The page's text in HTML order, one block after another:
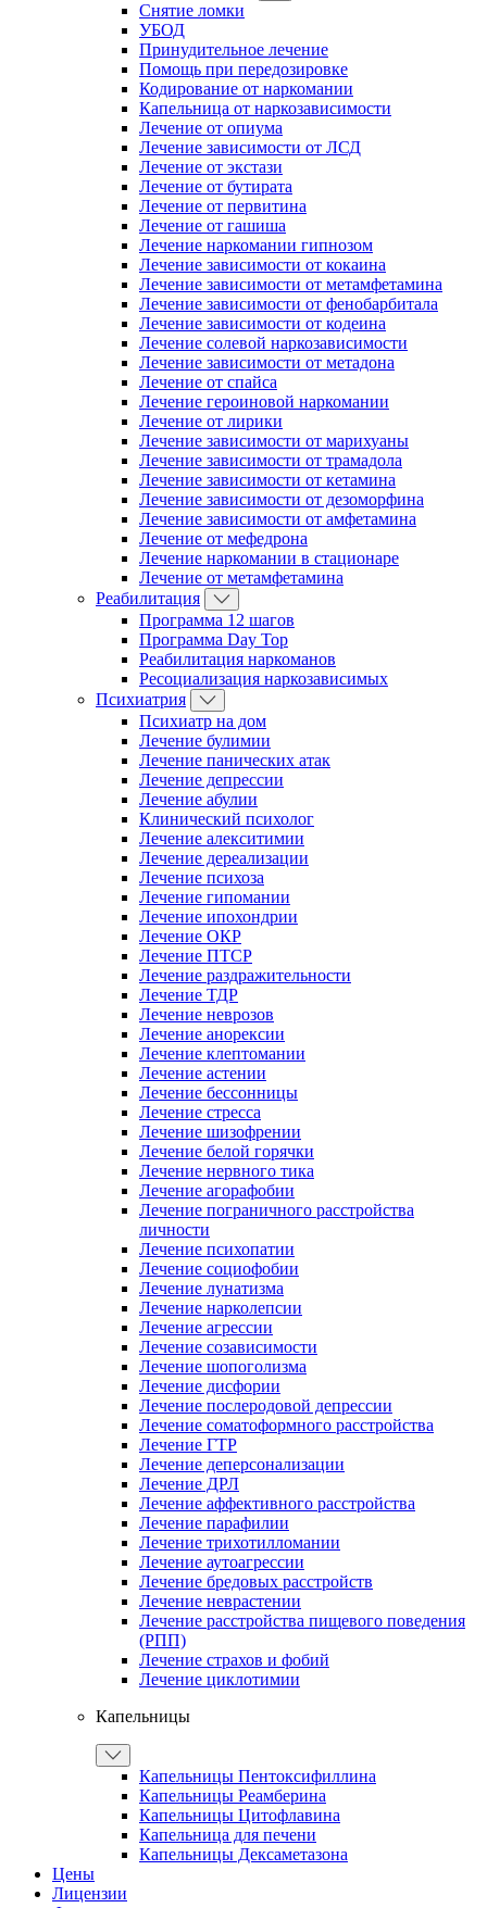
Снятие ломки
УБОД
Принудительное лечение
Помощь при передозировке
Кодирование от наркомании
Капельница от наркозависимости
Лечение от опиума
Лечение зависимости от ЛСД
Лечение от экстази
Лечение от бутирата
Лечение от первитина
Лечение от гашиша
Лечение наркомании гипнозом
Лечение зависимости от кокаина
Лечение зависимости от метамфетамина
Лечение зависимости от фенобарбитала
Лечение зависимости от кодеина
Лечение солевой наркозависимости
Лечение зависимости от метадона
Лечение от спайса
Лечение героиновой наркомании
Лечение от лирики
Лечение зависимости от марихуаны
Лечение зависимости от трамадола
Лечение зависимости от кетамина
Лечение зависимости от дезоморфина
Лечение зависимости от амфетамина
Лечение от мефедрона
Лечение наркомании в стационаре
Лечение от метамфетамина
Реабилитация
Программа 12 шагов
Программа Day Top
Реабилитация наркоманов
Ресоциализация наркозависимых
Психиатрия
Психиатр на дом
Лечение булимии
Лечение панических атак
Лечение депрессии
Лечение абулии
Клинический психолог
Лечение алекситимии
Лечение дереализации
Лечение психоза
Лечение гипомании
Лечение ипохондрии
Лечение ОКР
Лечение ПТСР
Лечение раздражительности
Лечение ТДР
Лечение неврозов
Лечение анорексии
Лечение клептомании
Лечение астении
Лечение бессонницы
Лечение стресса
Лечение шизофрении
Лечение белой горячки
Лечение нервного тика
Лечение агорафобии
Лечение пограничного расстройства
личности
Лечение психопатии
Лечение социофобии
Лечение лунатизма
Лечение нарколепсии
Лечение агрессии
Лечение созависимости
Лечение шопоголизма
Лечение дисфории
Лечение послеродовой депрессии
Лечение соматоформного расстройства
Лечение ГТР
Лечение деперсонализации
Лечение ДРЛ
Лечение аффективного расстройства
Лечение парафилии
Лечение трихотилломании
Лечение аутоагрессии
Лечение бредовых расстройств
Лечение неврастении
Лечение расстройства пищевого поведения
(РПП)
Лечение страхов и фобий
Лечение циклотимии
Капельницы
Капельницы Пентоксифиллина
Капельницы Реамберина
Капельницы Цитофлавина
Капельница для печени
Капельницы Дексаметазона
Цены
Лицензии